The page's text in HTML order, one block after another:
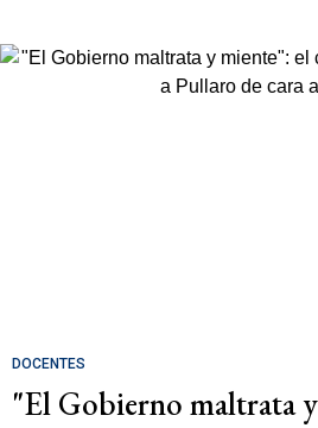
DOCENTES
"El Gobierno maltrata